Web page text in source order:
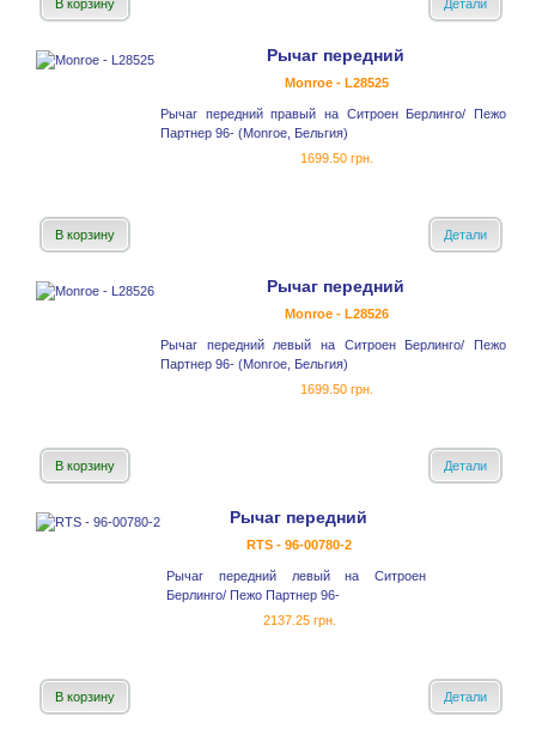
В корзину Детали
Рычаг передний
Monroe - L28525
Рычаг передний правый на Ситроен Берлинго/ Пежо
Партнер 96- (Monroe, Бельгия)
1699.50 грн.
В корзину Детали
Рычаг передний
Monroe - L28526
Рычаг передний левый на Ситроен Берлинго/ Пежо
Партнер 96- (Monroe, Бельгия)
1699.50 грн.
В корзину Детали
Рычаг передний
RTS - 96-00780-2
Рычаг передний левый на Ситроен
Берлинго/ Пежо Партнер 96-
2137.25 грн.
В корзину Детали